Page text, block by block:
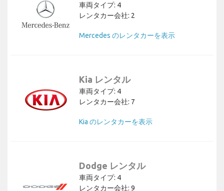
車両タイプ: 4
レンタカー会社: 2
Mercedes のレンタカーを表示
Kia レンタル
車両タイプ: 4
レンタカー会社: 7
Kia のレンタカーを表示
Dodge レンタル
車両タイプ: 4
レンタカー会社: 9